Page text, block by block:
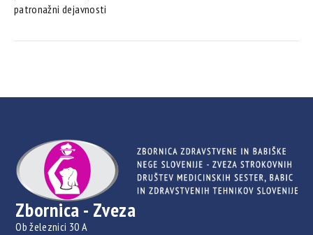
patronažni dejavnosti
Zbornica - Zveza
Ob železnici 30 A